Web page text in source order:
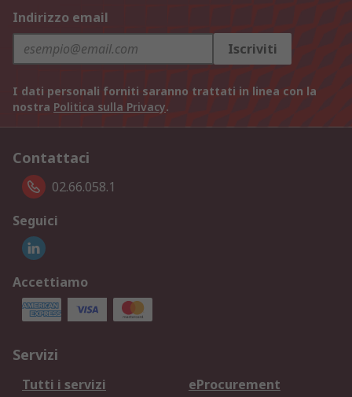
Indirizzo email
Iscriviti
I dati personali forniti saranno trattati in linea con la
nostra Politica sulla Privacy.
Contattaci
02.66.058.1
Seguici
Accettiamo
Servizi
Tutti i servizi
eProcurement